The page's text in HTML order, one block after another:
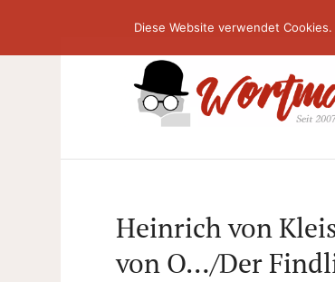
Heinrich von
von O…/Der
Diese Website verwendet